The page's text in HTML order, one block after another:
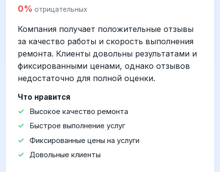
0% отрицательных
Компания получает положительные отзывы
за качество работы и скорость выполнения
ремонта. Клиенты довольны результатами и
фиксированными ценами, однако отзывов
недостаточно для полной оценки.
Что нравится
Высокое качество ремонта
Быстрое выполнение услуг
Фиксированные цены на услуги
Довольные клиенты